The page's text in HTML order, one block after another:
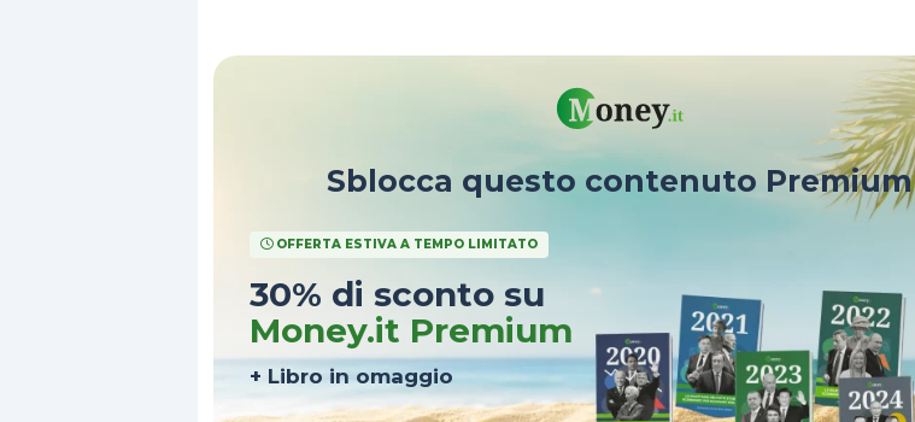
Sblocca questo contenuto Premium
OFFERTA ESTIVA A TEMPO LIMITATO
30% di sconto su
Money.it Premium
+ Libro in omaggio